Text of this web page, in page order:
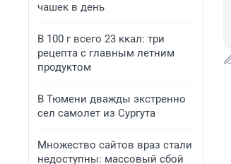
чашек в день
В 100 г всего 23 ккал: три
рецепта с главным летним
продуктом
В Тюмени дважды экстренно
сел самолет из Сургута
Множество сайтов враз стали
недоступны: массовый сбой